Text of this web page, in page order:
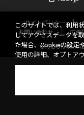
サイトポリシー
お問い合わせ
広告
©KADOKAWA
このサイトでは、利用
してアクセスデータを
た場合、Cookieの設定
使用の詳細、オプトア